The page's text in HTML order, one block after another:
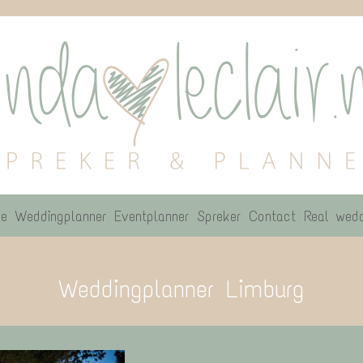
Weddingplanner Eventplanner Spreker Contact Real
Weddingplanner Limburg